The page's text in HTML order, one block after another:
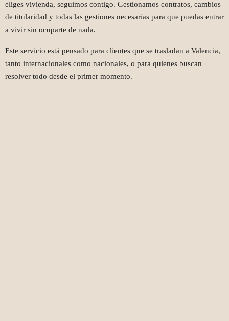
eliges vivienda, seguimos contigo. Gestionamos contratos, cambios
de titularidad y todas las gestiones necesarias para que puedas entrar
a vivir sin ocuparte de nada.
Este servicio está pensado para clientes que se trasladan a Valencia,
tanto internacionales como nacionales, o para quienes buscan
resolver todo desde el primer momento.